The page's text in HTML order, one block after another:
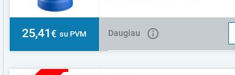
25,41€ su PVM Daugiau